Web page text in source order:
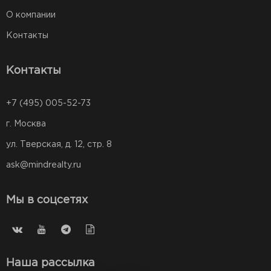
О компании
Контакты
Контакты
+7 (495) 005-52-73
г. Москва
ул. Тверская, д. 12, стр. 8
ask@mindrealty.ru
Мы в соцсетях
Наша рассылка